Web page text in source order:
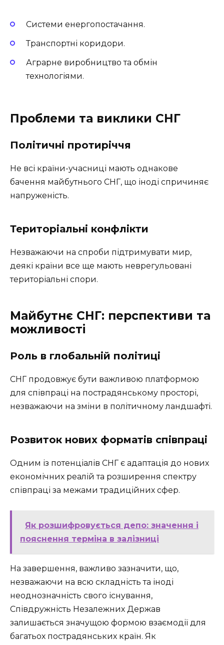
Системи енергопостачання.
Транспортні коридори.
Аграрне виробництво та обмін
технологіями.
Проблеми та виклики СНГ
Політичні протиріччя
Не всі країни-учасниці мають однакове
бачення майбутнього СНГ, що іноді спричиняє
напруженість.
Територіальні конфлікти
Незважаючи на спроби підтримувати мир,
деякі країни все ще мають неврегульовані
територіальні спори.
Майбутнє СНГ: перспективи та
можливості
Роль в глобальній політиці
СНГ продовжує бути важливою платформою
для співпраці на пострадянському просторі,
незважаючи на зміни в політичному ландшафті.
Розвиток нових форматів співпраці
Одним із потенціалів СНГ є адаптація до нових
економічних реалій та розширення спектру
співпраці за межами традиційних сфер.
Як розшифровується депо: значення і
пояснення терміна в залізниці
На завершення, важливо зазначити, що,
незважаючи на всю складність та іноді
неоднозначність свого існування,
Співдружність Незалежних Держав
залишається значущою формою взаємодії для
багатьох пострадянських країн. Як